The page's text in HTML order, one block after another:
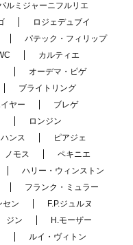
ルミジャーニフルリエ
ロジェデュブイ
パテック・フィリップ
カルティエ
オーデマ・ピゲ
ブライトリング
ヤー
ブレゲ
ロンジン
ンス
ピアジェ
ノモス
ペキニエ
ハリー・ウィンストン
フランク・ミュラー
セン
F.P.ジュルヌ
ジン
H.モーザー
ルイ・ヴィトン